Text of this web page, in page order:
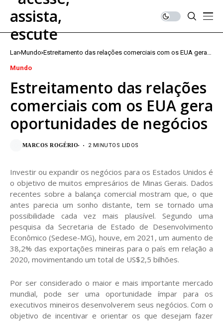
Lar Mundo Estreitamento das relações comerciais com os EUA gera
Mundo
Estreitamento das relações
comerciais com os EUA gera
oportunidades de negócios
MARCOS ROGÉRIO 2 MINUTOS LIDOS
Investir ou expandir os negócios para os Estados Unidos é
o objetivo de muitos empresários de Minas Gerais. Dados
recentes sobre a balança comercial mostram que, o que
antes parecia um sonho distante, tem se tornado uma
possibilidade cada vez mais plausível. Segundo uma
pesquisa da Secretaria de Estado de Desenvolvimento
Econômico (Sedese-MG), houve, em 2021, um aumento de
38,2% das exportações mineiras para o país em relação a
2020, movimentando um total de US$2,5 bilhões.
Por ser considerado o maior e mais importante mercado
mundial, pode ser uma oportunidade ímpar para os
executivos mineiros desenvolverem seus negócios. Com o
objetivo de incentivar e orientar os que desejam fazer